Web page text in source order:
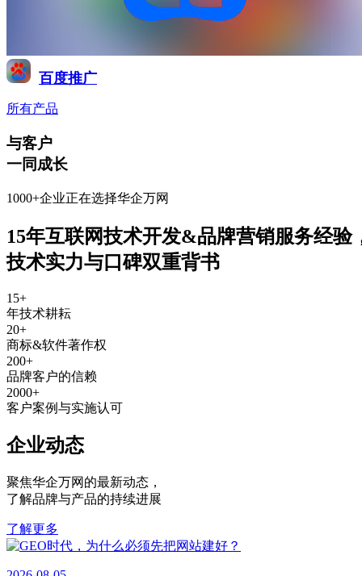
百度推广
所有产品
与客户
一同成长
1000+企业正在选择华企万网
15年互联网技术开发&品牌营销服务经验
技术实力与口碑双重背书
15+
年技术耕耘
20+
商标&软件著作权
200+
品牌客户的信赖
2000+
客户案例与实施认可
企业动态
聚焦华企万网的最新动态 ，
了解品牌与产品的持续进展
了解更多